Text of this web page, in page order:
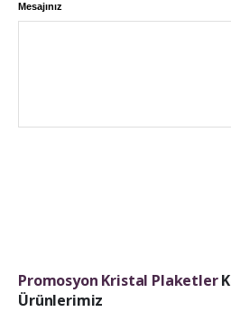
Mesajınız
Promosyon Kristal Plaketler
Ürünlerimiz